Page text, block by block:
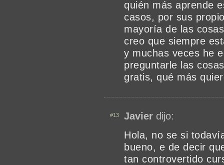
quién más aprende
casos, por sus
mayoría de las
creo que siempre
y muchas veces he
preguntarle las
gratis, qué más
#13 Javier dijo:
Hola, no se si
bueno, e de decir
tan controvertido